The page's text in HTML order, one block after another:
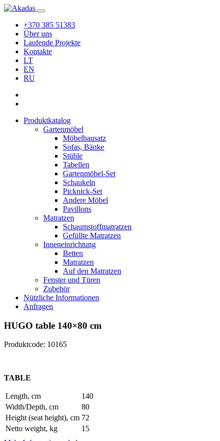
+370 385 51383
Über uns
Laufende Projekte
Kontakte
LT
EN
RU
Produktkatalog
Gartenmöbel
Möbelbausatz
Sofas, Bänke
Stühle
Tabellen
Gartenmöbel-Set
Schaukeln
Picknick-Set
Andere Möbel
Pavillons
Matratzen
Schaumstoffmatratzen
Gefüllte Matratzen
Inneneinrichtung
Betten
Matratzen
Auf den Matratzen
Fenster und Türen
Zubehör
Nützliche Informationen
Anfragen
HUGO table 140×80 cm
Produktcode: 10165
TABLE
Length, cm
140
Width/Depth, cm
80
Height (seat height), cm 72
Netto weight, kg
15